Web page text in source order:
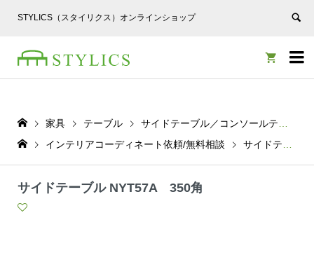
STYLICS（スタイリクス）オンラインショップ


家具 テーブル
サイドテーブル／コンソールテーブル
インテリアコーディネート依頼/無料相談
サイドテーブル／コンソールテーブル
サイドテーブル NYT57A 350角